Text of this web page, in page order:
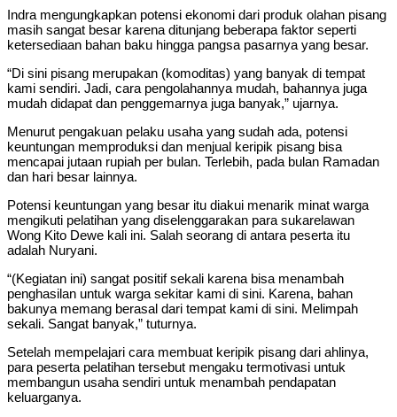
Indra mengungkapkan potensi ekonomi dari produk olahan pisang
masih sangat besar karena ditunjang beberapa faktor seperti
ketersediaan bahan baku hingga pangsa pasarnya yang besar.
“Di sini pisang merupakan (komoditas) yang banyak di tempat
kami sendiri. Jadi, cara pengolahannya mudah, bahannya juga
mudah didapat dan penggemarnya juga banyak,” ujarnya.
Menurut pengakuan pelaku usaha yang sudah ada, potensi
keuntungan memproduksi dan menjual keripik pisang bisa
mencapai jutaan rupiah per bulan. Terlebih, pada bulan Ramadan
dan hari besar lainnya.
Potensi keuntungan yang besar itu diakui menarik minat warga
mengikuti pelatihan yang diselenggarakan para sukarelawan
Wong Kito Dewe kali ini. Salah seorang di antara peserta itu
adalah Nuryani.
“(Kegiatan ini) sangat positif sekali karena bisa menambah
penghasilan untuk warga sekitar kami di sini. Karena, bahan
bakunya memang berasal dari tempat kami di sini. Melimpah
sekali. Sangat banyak,” tuturnya.
Setelah mempelajari cara membuat keripik pisang dari ahlinya,
para peserta pelatihan tersebut mengaku termotivasi untuk
membangun usaha sendiri untuk menambah pendapatan
keluarganya.